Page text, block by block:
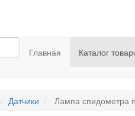
Главная
Каталог
Датчики Лампа спидометра